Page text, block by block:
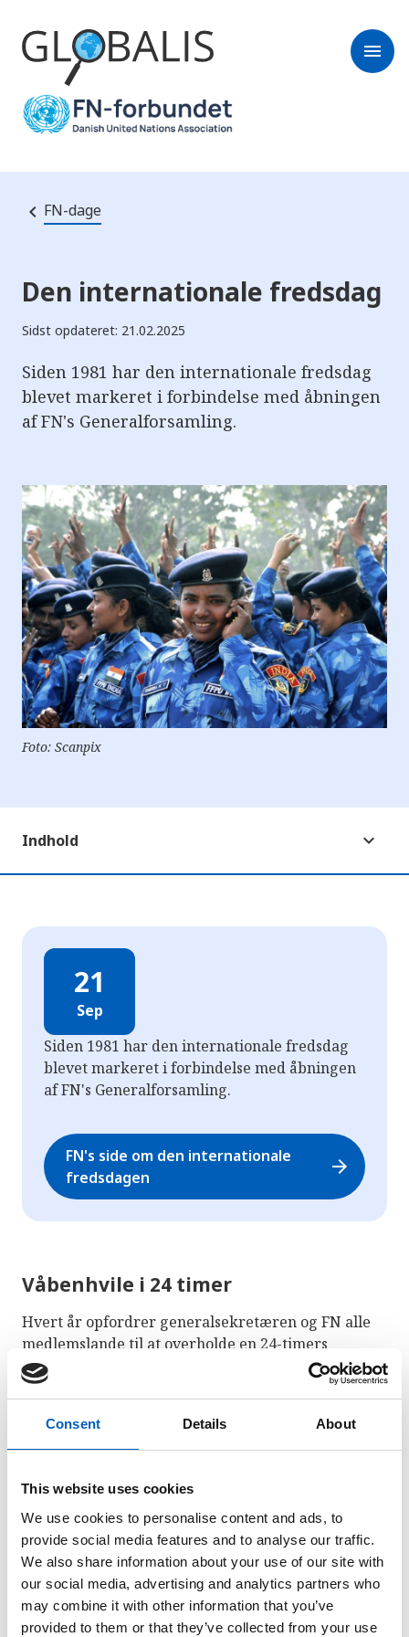
Consent Details About
This website uses cookies
We use cookies to personalise content and ads, to
provide social media features and to analyse our traffic.
We also share information about your use of our site with
our social media, advertising and analytics partners who
may combine it with other information that you’ve
provided to them or that they’ve collected from your use
menu
FN-dage
Den internationale fredsdag
Sidst opdateret: 21.02.2025
Siden 1981 har den internationale fredsdag
blevet markeret i forbindelse med åbningen
af FN's Generalforsamling.
Foto: Scanpix
Indhold
21
Sep
Siden 1981 har den internationale fredsdag
blevet markeret i forbindelse med åbningen
af FN's Generalforsamling.
FN's side om den internationale
fredsdagen
arrow_forward
Våbenhvile i 24 timer
Hvert år opfordrer generalsekretæren og FN alle
medlemslande til at overholde en 24-timers
våbenhvile og ikke-vold, i forbindelse med den
internationale fredsdag den 21. september.
FN opfordrer også alle til at bruge dagen til at
udbrede viden om fredsbevarelse.
FN har markeret Fredens Dag i forbindelse med
åbningen af ​​Generalforsamlingen siden 1980'erne. I
2001 blev den 21. september den faste dato for
Fredens Dag, og desuden stemte alle medlemslande
for opfordringen til våbenhvile. Fredens Dag blev
etableret igennemresolution 36/67.